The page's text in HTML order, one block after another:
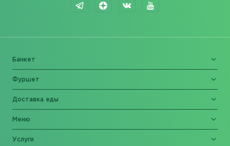
Банкет
Фуршет
Доставка еды
Меню
Услуги